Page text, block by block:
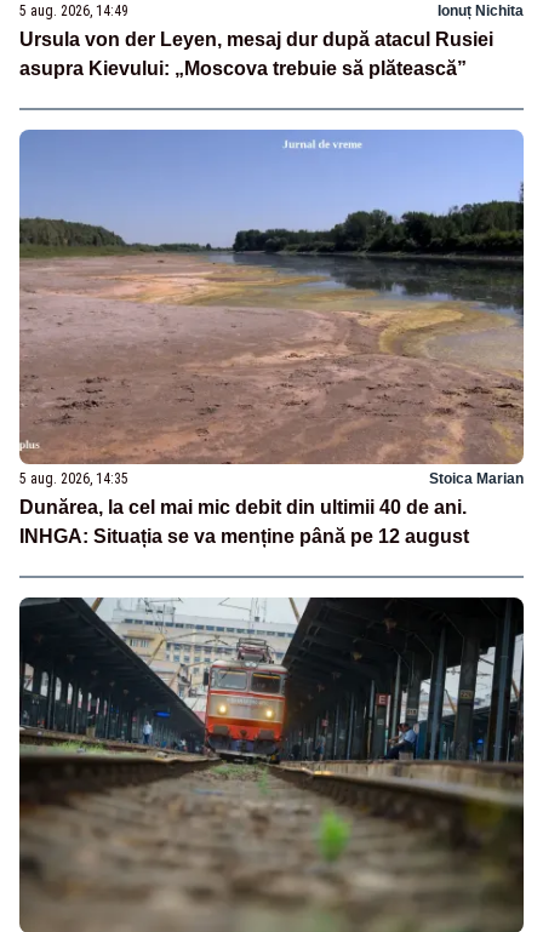
5 aug. 2026, 14:49 Ionuț Nichita
Ursula von der Leyen, mesaj dur după atacul Rusiei
asupra Kievului: „Moscova trebuie să plătească”
5 aug. 2026, 14:35 Stoica Marian
Dunărea, la cel mai mic debit din ultimii 40 de ani.
INHGA: Situația se va menține până pe 12 august